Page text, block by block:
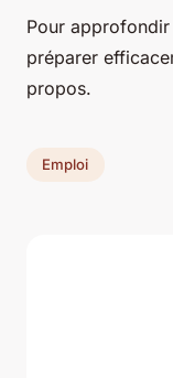
Pour
préparer
propos.
Emploi